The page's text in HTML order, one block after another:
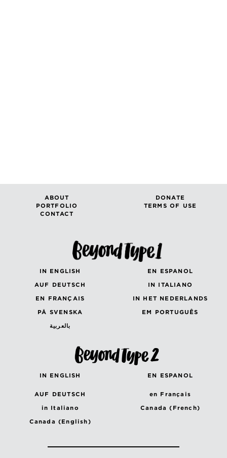
ABOUT
DONATE
PORTFOLIO
TERMS OF USE
CONTACT
IN ENGLISH
EN ESPANOL
AUF DEUTSCH
IN ITALIANO
EN FRANÇAIS
IN HET NEDERLANDS
PÅ SVENSKA
EM PORTUGUÊS
بالعربية
IN ENGLISH EN ESPANOL
AUF DEUTSCH
en Français
in Italiano
Canada (French)
Canada (English)